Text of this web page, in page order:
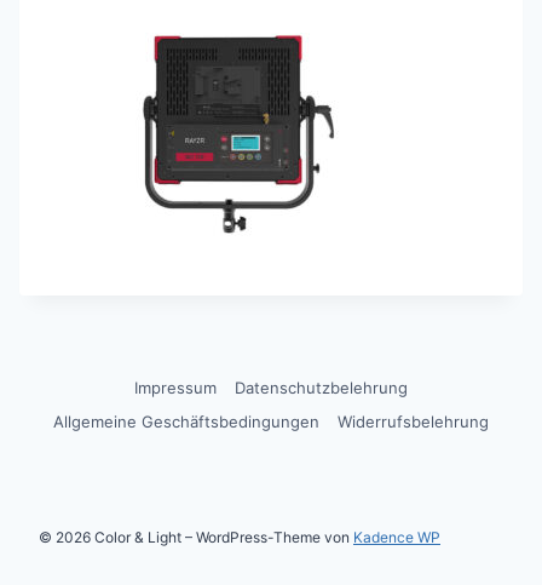
Impressum
Datenschutzbelehrung
Allgemeine Geschäftsbedingungen
Widerrufsbelehrung
© 2026 Color & Light – WordPress-Theme von Kadence WP